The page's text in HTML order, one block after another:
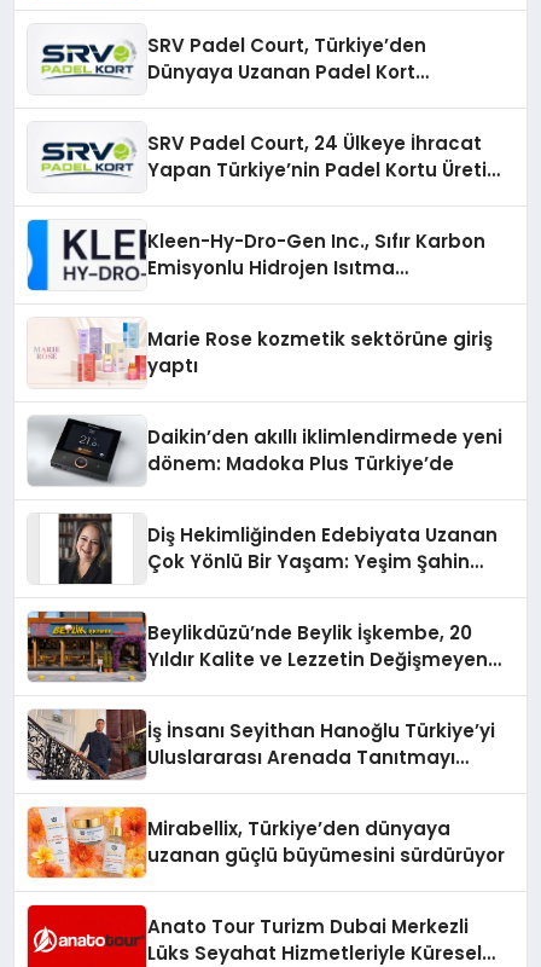
SRV Padel Court, Türkiye’den
Dünyaya Uzanan Padel Kort
SRV Padel Court, 24 Ülkeye İhracat
Yapan Türkiye’nin Padel Kortu Üretim
Kleen-Hy-Dro-Gen Inc., Sıfır Karbon
Emisyonlu Hidrojen Isıtma
Marie Rose kozmetik sektörüne giriş
yaptı
Daikin’den akıllı iklimlendirmede yeni
dönem: Madoka Plus Türkiye’de
Diş Hekimliğinden Edebiyata Uzanan
Çok Yönlü Bir Yaşam: Yeşim Şahin
Beylikdüzü’nde Beylik İşkembe, 20
Yıldır Kalite ve Lezzetin Değişmeyen
İş İnsanı Seyithan Hanoğlu Türkiye’yi
Uluslararası Arenada Tanıtmayı
Mirabellix, Türkiye’den dünyaya
uzanan güçlü büyümesini sürdürüyor
Anato Tour Turizm Dubai Merkezli
Lüks Seyahat Hizmetleriyle Küresel